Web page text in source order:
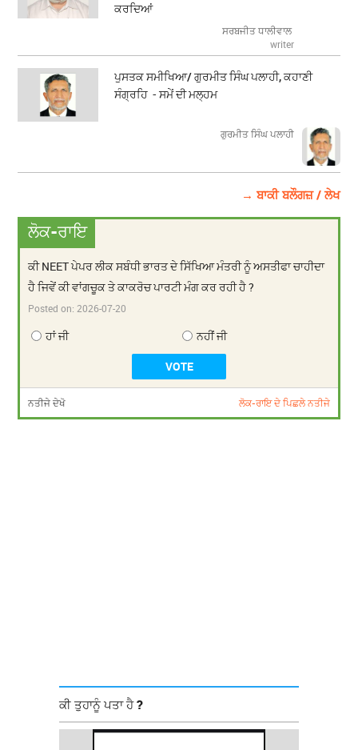
ਕਰਦਿਆਂ
ਸਰਬਜੀਤ ਧਾਲੀਵਾਲ
writer
ਪੁਸਤਕ ਸਮੀਖਿਆ/ ਗੁਰਮੀਤ ਸਿੰਘ ਪਲਾਹੀ, ਕਹਾਣੀ
ਸੰਗ੍ਰਹਿ - ਸਮੇਂ ਦੀ ਮਲ੍ਹਮ
ਗੁਰਮੀਤ ਸਿੰਘ ਪਲਾਹੀ
→ ਬਾਕੀ ਬਲੌਗਜ਼ / ਲੇਖ
ਲੋਕ-ਰਾਇ
ਕੀ NEET ਪੇਪਰ ਲੀਕ ਸਬੰਧੀ ਭਾਰਤ ਦੇ ਸਿੱਖਿਆ ਮੰਤਰੀ ਨੂੰ ਅਸਤੀਫਾ ਚਾਹੀਦਾ
ਹੈ ਜਿਵੇਂ ਕੀ ਵਾਂਗਚੂਕ ਤੇ ਕਾਕਰੋਚ ਪਾਰਟੀ ਮੰਗ ਕਰ ਰਹੀ ਹੈ ?
Posted on:2026-07-20
ਹਾਂ ਜੀ ਨਹੀਂ ਜੀ
ਨਤੀਜੇ ਦੇਖੋ ਲੋਕ-ਰਾਇ ਦੇ ਪਿਛਲੇ ਨਤੀਜੇ
ਕੀ ਤੁਹਾਨੂੰ ਪਤਾ ਹੈ ?